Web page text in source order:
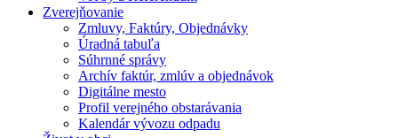
Zverejňovanie
Zmluvy, Faktúry, Objednávky
Úradná tabuľa
Súhrnné správy
Archív faktúr, zmlúv a objednávok
Digitálne mesto
Profil verejného obstarávania
Kalendár vývozu odpadu